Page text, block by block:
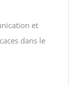
et
dans le